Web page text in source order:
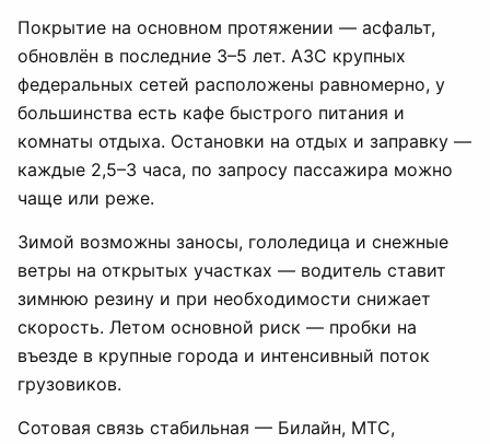
Покрытие на основном протяжении — асфальт,
обновлён в последние 3–5 лет. АЗС крупных
федеральных сетей расположены равномерно, у
большинства есть кафе быстрого питания и
комнаты отдыха. Остановки на отдых и заправку —
каждые 2,5–3 часа, по запросу пассажира можно
чаще или реже.
Зимой возможны заносы, гололедица и снежные
ветры на открытых участках — водитель ставит
зимнюю резину и при необходимости снижает
скорость. Летом основной риск — пробки на
въезде в крупные города и интенсивный поток
грузовиков.
Сотовая связь стабильная — Билайн, МТС,